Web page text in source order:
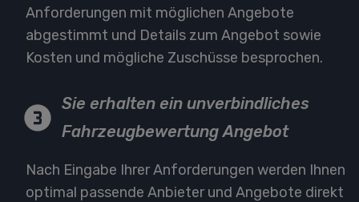
Anforderungen mit möglichen Angebote
abgestimmt und Details zum Angebot sowie
Kosten und mögliche Zuschüsse besprochen.
Sie erhalten ein unverbindliches
Fahrzeugbewertung Angebot
Nach Eingabe Ihrer Anforderungen werden Ihnen
optimal passende Anbieter und Angebote direkt